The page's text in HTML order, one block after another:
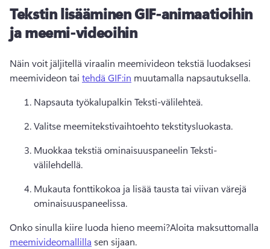
Tekstin lisääminen GIF-animaatioihin
ja meemi-videoihin
Näin voit jäljitellä viraalin meemivideon tekstiä luodaksesi
meemivideon tai tehdä GIF:in muutamalla napsautuksella.
Napsauta työkalupalkin Teksti-välilehteä.
Valitse meemitekstivaihtoehto tekstitysluokasta.
Muokkaa tekstiä ominaisuuspaneelin Teksti-
välilehdellä.
Mukauta fonttikokoa ja lisää tausta tai viivan värejä
ominaisuuspaneelissa.
meemivideomallilla sen sijaan.